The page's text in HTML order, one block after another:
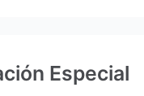
Especial